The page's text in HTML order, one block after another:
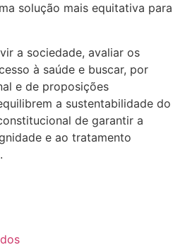
solução mais equitativa para
a sociedade, avaliar os
à saúde e buscar, por
e de proposições
a sustentabilidade do
de garantir a
e ao tratamento